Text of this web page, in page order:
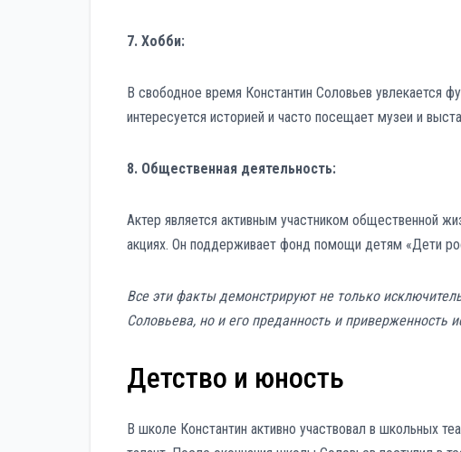
7. Хобби:
В свободное время Константин Соловьев увлекается
интересуется историей и часто посещает музеи и
8. Общественная деятельность:
Актер является активным участником общественной
акциях. Он поддерживает фонд помощи детям «Дети
Все эти факты демонстрируют не только
Соловьева, но и его преданность и приверженность
Детство и юность
В школе Константин активно участвовал в школьных